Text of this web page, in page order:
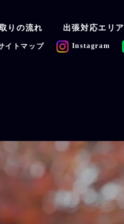
りの流れ 出張対応エリア
イトマップ Instagram